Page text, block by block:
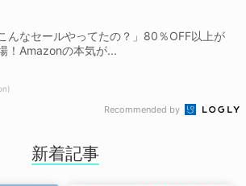
んなセールやってたの？」80％OFF以上が
！Amazonの本気が...
Recommended by
新着記事